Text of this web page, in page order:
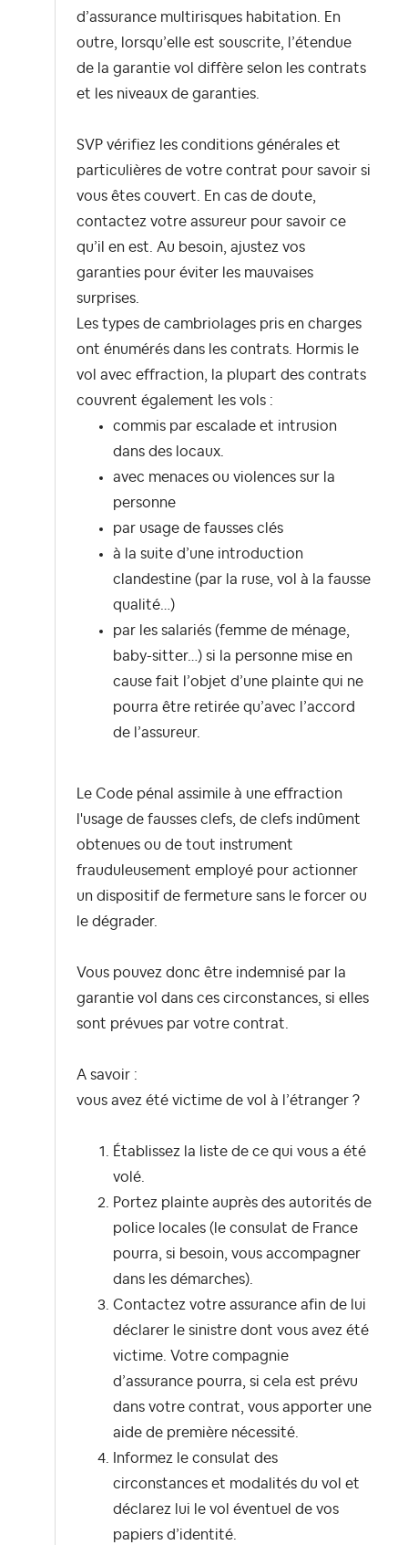
d’assurance multirisques habitation. En
outre, lorsqu’elle est souscrite, l’étendue
de la garantie vol diffère selon les contrats
et les niveaux de garanties.
SVP vérifiez les conditions générales et
particulières de votre contrat pour savoir si
vous êtes couvert. En cas de doute,
contactez votre assureur pour savoir ce
qu’il en est. Au besoin, ajustez vos
garanties pour éviter les mauvaises
surprises.
Les types de cambriolages pris en charges
ont énumérés dans les contrats. Hormis le
vol avec effraction, la plupart des contrats
couvrent également les vols :
commis par escalade et intrusion
dans des locaux.
avec menaces ou violences sur la
personne
par usage de fausses clés
à la suite d’une introduction
clandestine (par la ruse, vol à la fausse
qualité…)
par les salariés (femme de ménage,
baby-sitter…) si la personne mise en
cause fait l’objet d’une plainte qui ne
pourra être retirée qu’avec l’accord
de l’assureur.
Le Code pénal assimile à une effraction
l'usage de fausses clefs, de clefs indûment
obtenues ou de tout instrument
frauduleusement employé pour actionner
un dispositif de fermeture sans le forcer ou
le dégrader.
Vous pouvez donc être indemnisé par la
garantie vol dans ces circonstances, si elles
sont prévues par votre contrat.
A savoir :
vous avez été victime de vol à l’étranger ?
Établissez la liste de ce qui vous a été
volé.
Portez plainte auprès des autorités de
police locales (le consulat de France
pourra, si besoin, vous accompagner
dans les démarches).
Contactez votre assurance afin de lui
déclarer le sinistre dont vous avez été
victime. Votre compagnie
d’assurance pourra, si cela est prévu
dans votre contrat, vous apporter une
aide de première nécessité.
Informez le consulat des
circonstances et modalités du vol et
déclarez lui le vol éventuel de vos
papiers d’identité.